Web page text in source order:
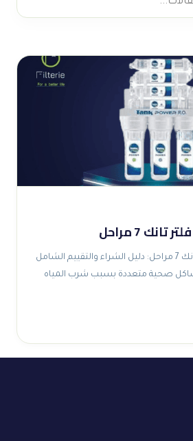
7 مراحل
مميزات وعيوب فلتر تانك 7 مراحل: دليل الشراء والتقييم الشامل
صحية متعددة بسبب شرب المياه